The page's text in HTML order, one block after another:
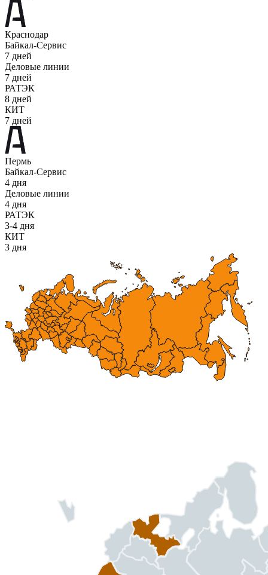
Краснодар
Байкал-Сервис
7 дней
Деловые линии
7 дней
РАТЭК
8 дней
КИТ
7 дней
Пермь
Байкал-Сервис
4 дня
Деловые линии
4 дня
РАТЭК
3-4 дня
КИТ
3 дня